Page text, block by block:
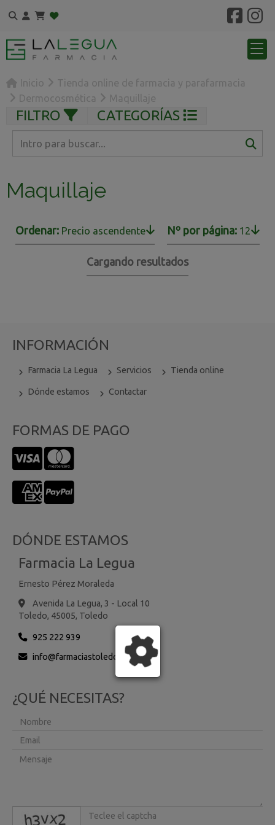
Inicio
Tienda online de farmacia y parafarmacia
Dermocosmética
Maquillaje
FILTRO CATEGORÍAS
Maquillaje
Ordenar: Precio ascendente Nº por página: 12
Cargando resultados
INFORMACIÓN
Farmacia La Legua Servicios Tienda online
Dónde estamos Contactar
FORMAS DE PAGO
DÓNDE ESTAMOS
Farmacia La Legua
Ernesto Pérez Moraleda
Avenida La Legua, 3 - Local 10
Toledo, 45005, Toledo
925 222 939
info
farmaciastoledo.es
¿QUÉ NECESITAS?
captcha